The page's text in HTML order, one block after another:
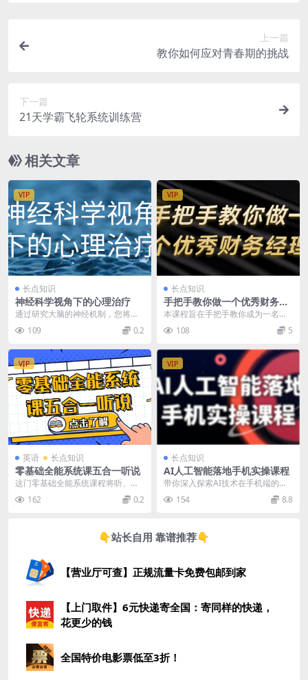
上一篇
教你如何应对青春期的挑战
下一篇
21天学霸飞轮系统训练营
相关文章
VIP
长点知识
神经科学视角下的心理治疗
通过研究大脑的神经机制，您将了
解到心理问题产生的生理基础。例
如，焦虑症与特定脑区...
109 0.2
VIP
长点知识
手把手教你做一个优秀财务经
理
本课程旨在手把手教你成为一名优
秀的财务经理。通过系统讲解财务
管理、预算编制、财务...
108 5
VIP
英语 长点知识
零基础全能系统课五合一听说
这门零基础全能系统课程将听、
说、读、写、译五大技能融合，帮
助学员全面提升语言能力...
162 0.2
VIP
长点知识
AI人工智能落地手机实操课程
带你深入探索AI技术在手机端的实
际应用，从图像识别到语音助手，
手把手教你实现AI...
154 8.8
👇站长自用 靠谱推荐👇
【营业厅可查】正规流量卡免费包邮到家
【上门取件】6元快递寄全国：寄同样的快递，
花更少的钱
全国特价电影票低至3折！